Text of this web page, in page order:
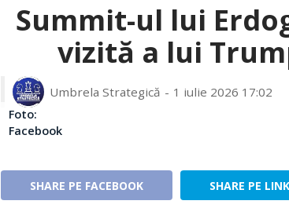
Summit-ul lui
vizită a lui
Umbrela Strategică 1 iulie 2026 17:02
Foto:
Facebook
SHARE PE FACEBOOK SHARE PE